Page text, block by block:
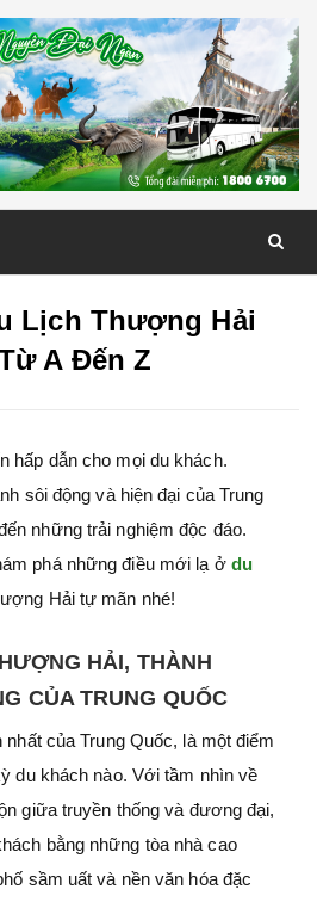
Lịch Thượng Hải
A Đến Z
hấp dẫn cho mọi du khách.
sôi động và hiện đại của Trung
những trải nghiệm độc đáo.
phá những điều mới lạ ở du
Hải tự mãn nhé!
HẢI, THÀNH
CỦA TRUNG QUỐC
của Trung Quốc, là một điểm
du khách nào. Với tầm nhìn về
giữa truyền thống và đương đại,
bằng những tòa nhà cao
sầm uất và nền văn hóa đặc